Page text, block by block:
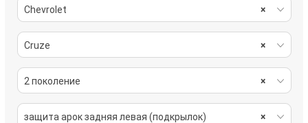
×
Chevrolet
×
Cruze
×
2 поколение
×
защита арок задняя левая (подкрылок)